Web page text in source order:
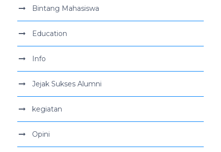
Bintang Mahasiswa
Education
Info
Jejak Sukses Alumni
kegiatan
Opini